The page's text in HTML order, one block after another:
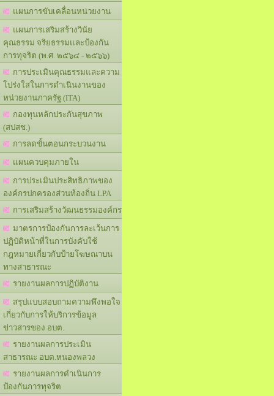
แผนการขับเคลื่อนหน่วยงาน
แผนการเสริมสร้างวินัย
คุณธรรม จริยธรรมและป้องกัน
การทุจริต (พ.ศ. ๒๕๖๔ - ๒๕๖๖)
การประเมินคุณธรรมและความ
โปร่งใสในการดำเนินงานของ
หน่วยงานภาครัฐ (ITA)
กองทุนหลักประกันสุขภาพ
(สปสช.)
การลดขั้นตอนกระบวนงาน
แผนควบคุมภายใน
การประเมินประสิทธิภาพของ
องค์กรปกครองส่วนท้องถิ่น LPA
การเสริมสร้างวัฒนธรรมองค์กร
มาตรการป้องกันการละเว้นการ
ปฏิบัติหน้าที่ในการบังคับใช้
กฎหมายเกี่ยวกับป้ายโฆษณาบน
ทางสาธารณะ
รายงานผลการปฏิบัติงาน
สรุปแบบสอบถามความพึงพอใจ
เกี่ยวกับการให้บริการข้อมูล
ข่าวสารของ อบต.
รายงานผลการประเมิน
สาธารณะ อบต.หนองพลวง
รายงานผลการดำเนินการ
ป้องกันการทุจริต